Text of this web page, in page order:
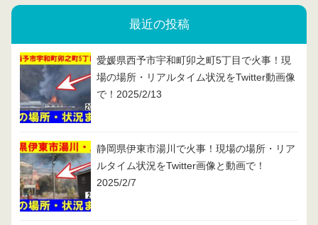
最近の投稿
愛媛県西予市宇和町卯之町5丁目で火事！現
場の場所・リアルタイム状況をTwitter動画像
で！2025/2/13
静岡県伊東市湯川で火事！現場の場所・リア
ルタイム状況をTwitter画像と動画で！
2025/2/7